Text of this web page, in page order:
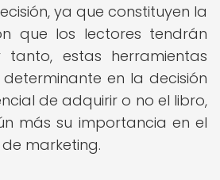
ya que constituyen la
que los lectores tendrán
estas herramientas
en la decisión
de adquirir o no el libro,
más su importancia en el
marketing.